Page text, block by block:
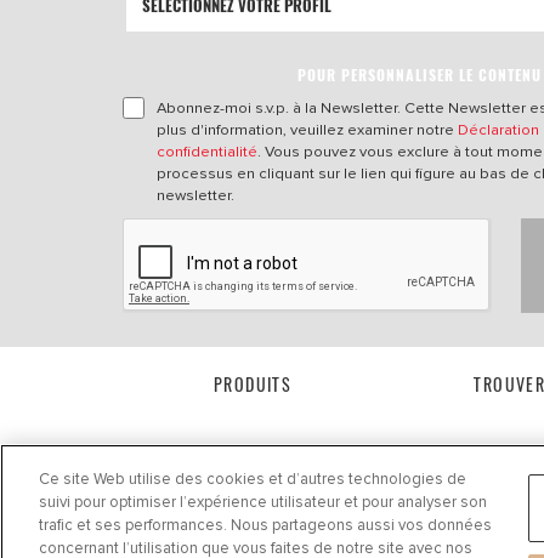
POUR PERSONNALISER LE CONTENU
Abonnez-moi s.v.p. à la Newsletter. Cette Newsletter
plus d'information, veuillez examiner notre Déclaration
confidentialité. Vous pouvez vous exclure à tout
processus en cliquant sur le lien qui figure au bas de
newsletter.
PRODUITS
Ce site Web utilise des cookies et d’autres technologies de
suivi pour optimiser l’expérience utilisateur et pour analyser son
trafic et ses performances. Nous partageons aussi vos données
concernant l’utilisation que vous faites de notre site avec nos